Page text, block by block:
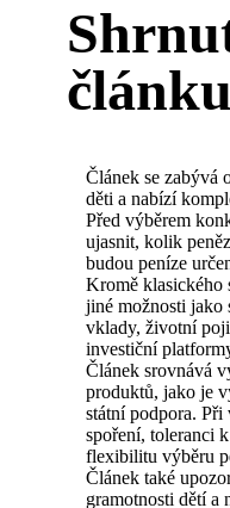
článku
Článek se zabývá
děti a nabízí
Před výběrem
ujasnit, kolik
budou peníze
Kromě klasického
jiné možnosti jako
vklady, životní
investiční
Článek srovnává
produktů, jako je
státní podpora. Při
spoření, toleranci
flexibilitu výběru
Článek také
gramotnosti dětí a